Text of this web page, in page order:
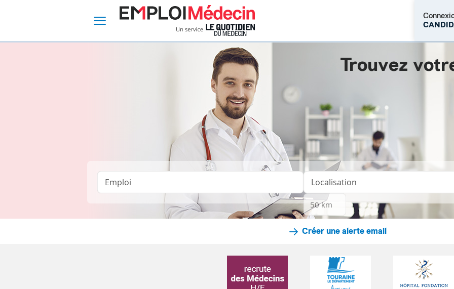
M'inscrire
Trouvez
Créer une alerte email